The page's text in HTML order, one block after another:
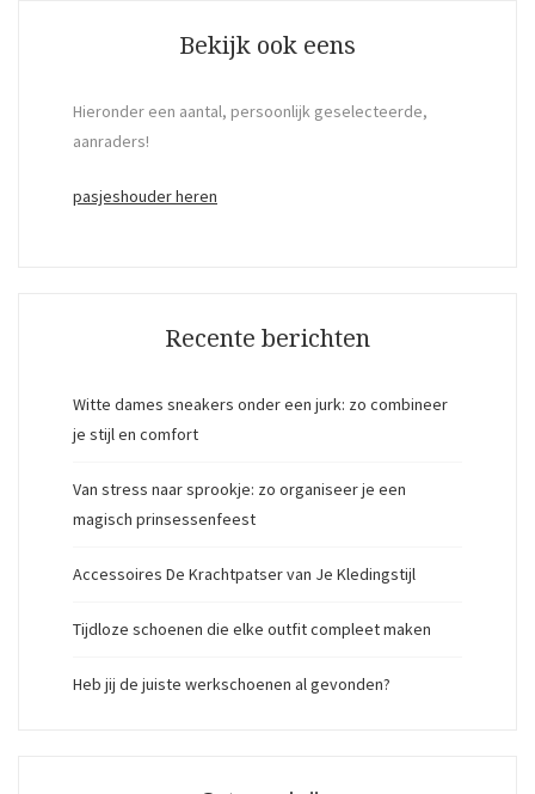
Bekijk ook eens
Hieronder een aantal, persoonlijk geselecteerde,
aanraders!
pasjeshouder heren
Recente berichten
Witte dames sneakers onder een jurk: zo combineer
je stijl en comfort
Van stress naar sprookje: zo organiseer je een
magisch prinsessenfeest
Accessoires De Krachtpatser van Je Kledingstijl
Tijdloze schoenen die elke outfit compleet maken
Heb jij de juiste werkschoenen al gevonden?